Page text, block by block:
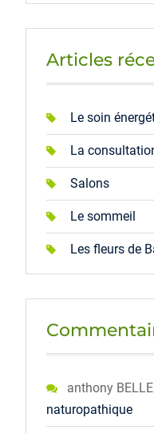
Articles
Le soin
La
Salons
Le sommeil
Les fleurs de
anthony
naturopathique